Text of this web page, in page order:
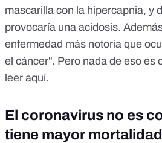
mascarilla con la hipercapnia, y
provocaría una acidosis.
enfermedad más notoria que
el cáncer". Pero nada de eso es
leer aquí.
El coronavirus no es
tiene mayor